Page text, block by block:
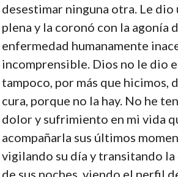
desestimar ninguna otra. Le dio
plena y la coronó con la agonía
enfermedad humanamente
incomprensible. Dios no le dio
tampoco, por más que hicimos,
cura, porque no la hay. No he
dolor y sufrimiento en mi vida
acompañarla sus últimos
vigilando su día y transitando la
de sus noches, viendo el perfil